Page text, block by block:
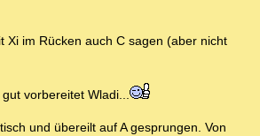
Xi im Rücken auch C sagen (aber nicht
vorbereitet Wladi...
und übereilt auf A gesprungen. Von